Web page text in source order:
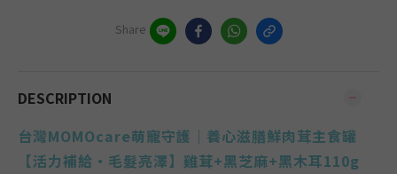
Share
DESCRIPTION
台灣MOMOcare萌寵守護｜養心滋膳鮮肉茸主食罐
【活力補給・毛髮亮澤】雞茸+黑芝麻+黑木耳110g